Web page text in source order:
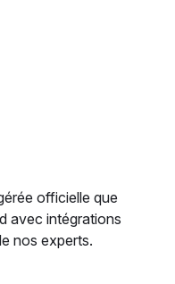
officielle que
avec intégrations
nos experts.